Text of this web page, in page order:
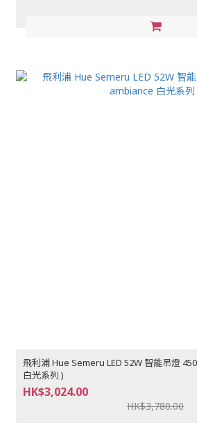
飛利浦 Hue Semeru LED 52W 智能吊燈
白光系列 )
HK$3,024.00
HK$3,780.00